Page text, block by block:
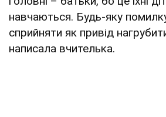
навчаються. Будь-яку
сприйняти як привід
написала вчителька.